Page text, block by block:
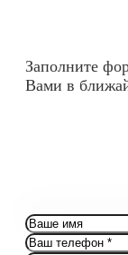
Заполните
Вами в